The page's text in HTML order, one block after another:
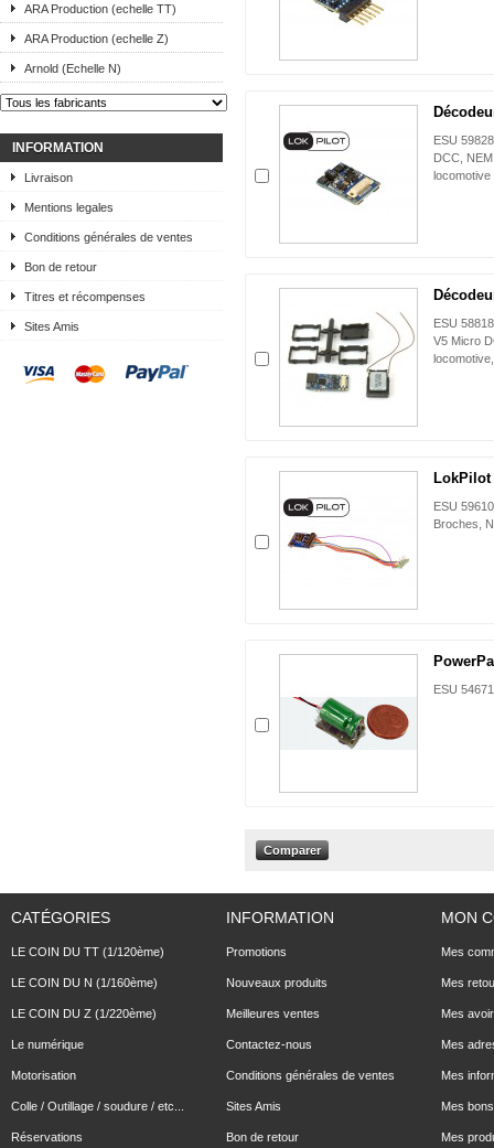
ARA Production (echelle TT)
ARA Production (echelle Z)
Arnold (Echelle N)
INFORMATION
Livraison
Mentions legales
Conditions générales de ventes
Bon de retour
Titres et récompenses
Sites Amis
ESU
DCC,
locomotive
ESU
V5 Micro
LokPilot
ESU
Broches,
ESU
CATÉGORIES
LE COIN DU TT (1/120ème)
LE COIN DU N (1/160ème)
LE COIN DU Z (1/220ème)
Le numérique
Motorisation
Colle / Outillage / soudure / etc...
Réservations
INFORMATION
Promotions
Nouveaux produits
Meilleures ventes
Contactez-nous
Conditions générales de ventes
Sites Amis
Bon de retour
MON
Mes
Mes
Mes
Mes
Mes
Mes
Mes